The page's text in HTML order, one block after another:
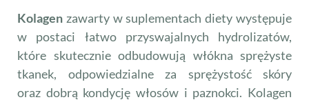
Kolagen zawarty w suplementach diety występuje
w postaci łatwo przyswajalnych hydrolizatów,
które skutecznie odbudowują włókna sprężyste
tkanek, odpowiedzialne za sprężystość skóry
oraz dobrą kondycję włosów i paznokci. Kolagen